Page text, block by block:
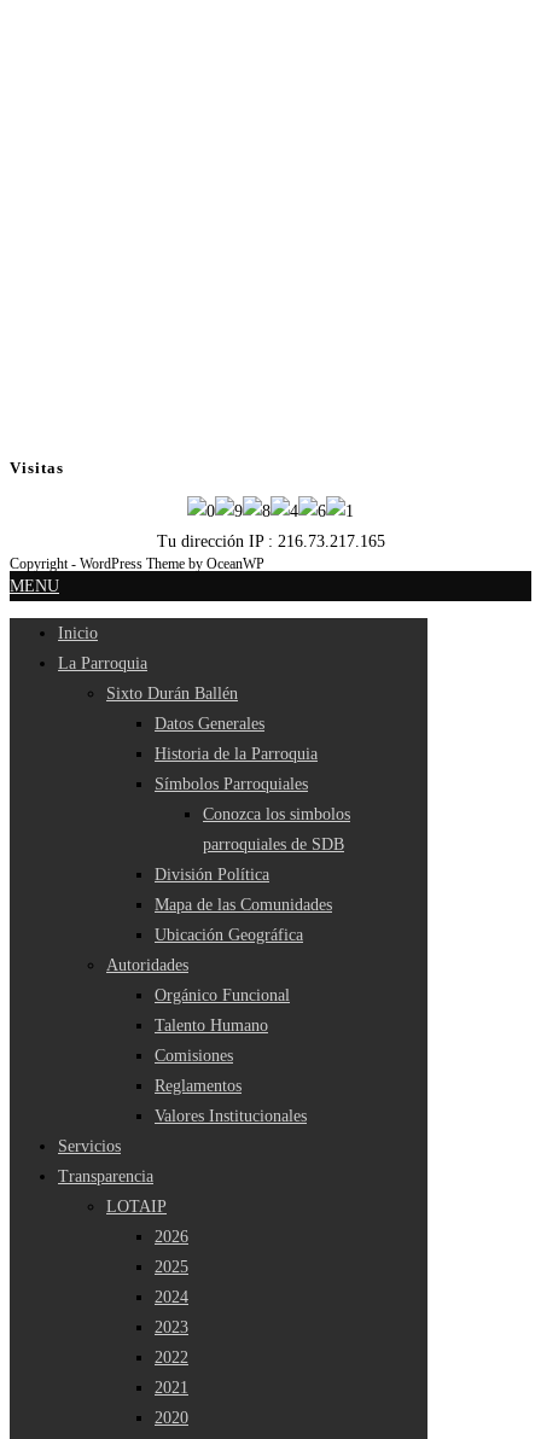
Visitas
Tu dirección IP : 216.73.217.165
Copyright - WordPress Theme by OceanWP
MENU
Inicio
La Parroquia
Sixto Durán Ballén
Datos Generales
Historia de la Parroquia
Símbolos Parroquiales
Conozca los simbolos
parroquiales de SDB
División Política
Mapa de las Comunidades
Ubicación Geográfica
Autoridades
Orgánico Funcional
Talento Humano
Comisiones
Reglamentos
Valores Institucionales
Servicios
Transparencia
LOTAIP
2026
2025
2024
2023
2022
2021
2020